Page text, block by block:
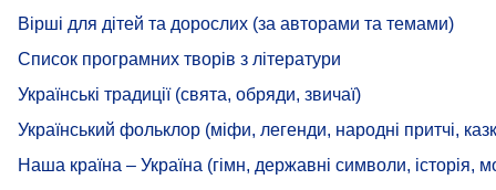
Вірші для дітей та дорослих (за авторами та темами)
Список програмних творів з літератури
Українські традиції (свята, обряди, звичаї)
Український фольклор (міфи, легенди, народні притчі,
Наша країна – Україна (гімн, державні символи, історія,